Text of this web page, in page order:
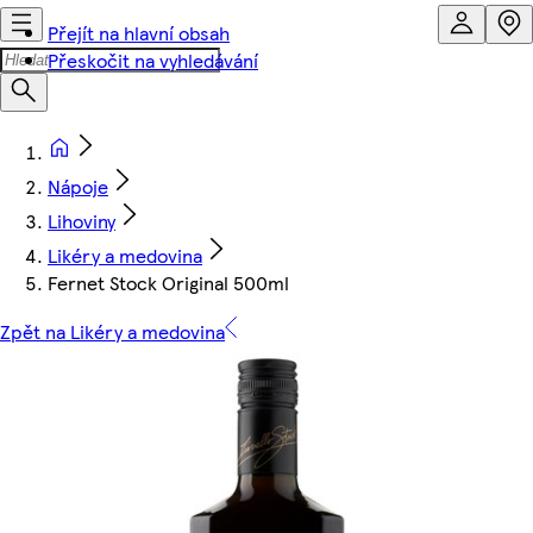
Přejít na hlavní obsah
Přeskočit na vyhledávání
Nápoje
Lihoviny
Likéry a medovina
Fernet Stock Original 500ml
Zpět na Likéry a medovina